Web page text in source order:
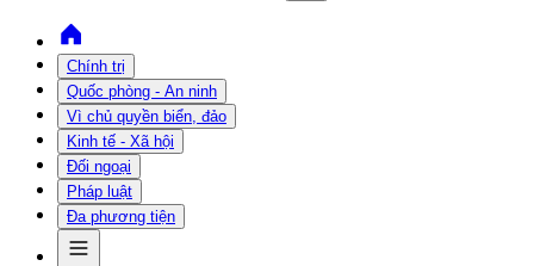
Chính trị
Quốc phòng - An ninh
Vì chủ quyền biển, đảo
Kinh tế - Xã hội
Đối ngoại
Pháp luật
Đa phương tiện